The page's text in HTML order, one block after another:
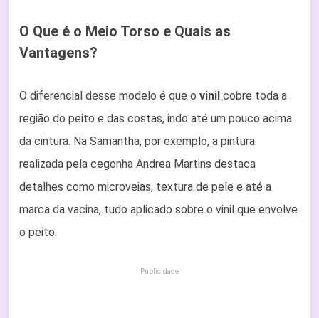
O Que é o Meio Torso e Quais as
Vantagens?
O diferencial desse modelo é que o vinil cobre toda a
região do peito e das costas, indo até um pouco acima
da cintura. Na Samantha, por exemplo, a pintura
realizada pela cegonha Andrea Martins destaca
detalhes como microveias, textura de pele e até a
marca da vacina, tudo aplicado sobre o vinil que envolve
o peito.
Publicidade